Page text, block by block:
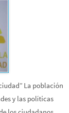
La población
y las políticas